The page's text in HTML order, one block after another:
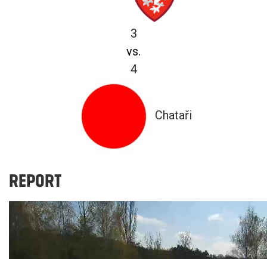
3
vs.
4
Chataři
REPORT